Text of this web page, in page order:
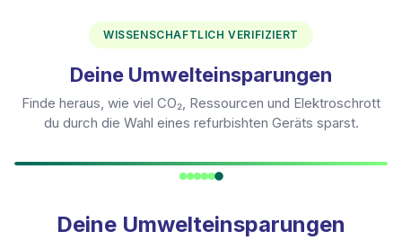
WISSENSCHAFTLICH VERIFIZIERT
Deine Umwelteinsparungen
Finde heraus, wie viel CO₂, Ressourcen und Elektroschrott
du durch die Wahl eines refurbishten Geräts sparst.
Deine Umwelteinsparungen